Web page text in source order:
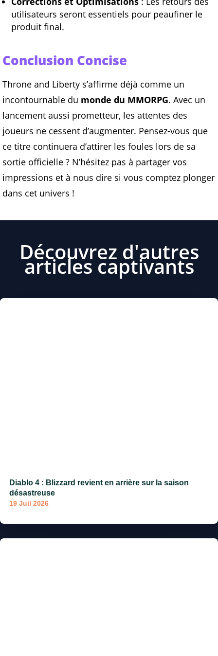
utilisateurs seront essentiels pour peaufiner le
produit final.
Conclusion Concise
Throne and Liberty s’affirme déjà comme un
incontournable du monde du MMORPG. Avec un
lancement aussi prometteur, les attentes des
joueurs ne cessent d’augmenter. Pensez-vous que
ce titre continuera d’attirer les foules lors de sa
sortie officielle ? N’hésitez pas à partager vos
impressions et à nous dire si vous comptez plonger
dans cet univers !
Découvrez d'autres
articles captivants
Diablo 4 : Blizzard revient en arrière sur la saison
désastreuse
19 Juil 2026